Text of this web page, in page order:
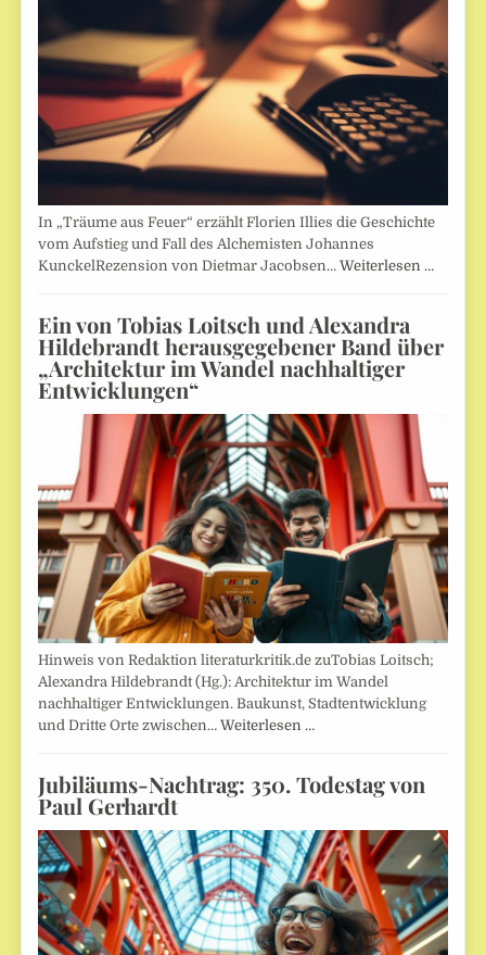
In „Träume aus Feuer“ erzählt Florien Illies die Geschichte
vom Aufstieg und Fall des Alchemisten Johannes
KunckelRezension von Dietmar Jacobsen…Weiterlesen …
Ein von Tobias Loitsch und Alexandra
Hildebrandt herausgegebener Band über
„Architektur im Wandel nachhaltiger
Entwicklungen“
Hinweis von Redaktion literaturkritik.de zuTobias Loitsch;
Alexandra Hildebrandt (Hg.): Architektur im Wandel
nachhaltiger Entwicklungen. Baukunst, Stadtentwicklung
und Dritte Orte zwischen…Weiterlesen …
Jubiläums-Nachtrag: 350. Todestag von
Paul Gerhardt